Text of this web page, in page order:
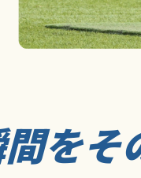
間をそ